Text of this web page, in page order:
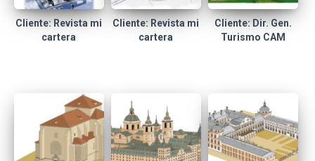
Cliente: Revista mi
cartera
Cliente: Revista mi
cartera
Cliente: Dir. Gen.
Turismo CAM